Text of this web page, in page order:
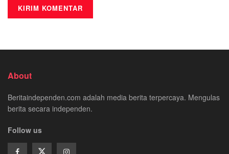
About
Beritaindependen.com adalah media berita terpercaya. Mengulas
berita secara independen.
Follow us